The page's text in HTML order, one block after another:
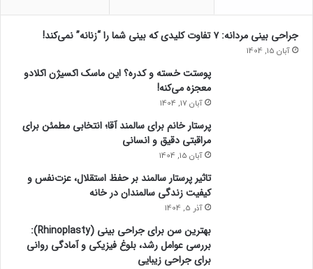
جراحی بینی مردانه: ۷ تفاوت کلیدی که بینی شما را “زنانه” نمی‌کند!
آبان 15, 1404
پوستت خسته و کدره؟ این ماسک اکسیژن اکلادو
معجزه می‌کنه!
آبان 17, 1404
پرستار خانم برای سالمند آقا؛ انتخابی مطمئن برای
مراقبتی دقیق و انسانی
آبان 15, 1404
تاثیر پرستار سالمند بر حفظ استقلال، عزت‌نفس و
کیفیت زندگی سالمندان در خانه
آذر 5, 1404
بهترین سن برای جراحی بینی (Rhinoplasty):
بررسی عوامل رشد، بلوغ فیزیکی و آمادگی روانی
برای جراحی زیبایی